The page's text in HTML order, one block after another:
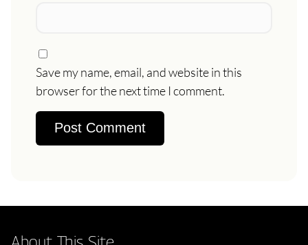
Save my name, email, and website in this
browser for the next time I comment.